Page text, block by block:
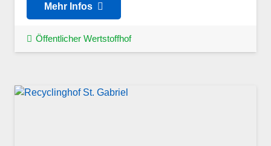
Mehr Infos
Öffentlicher Wertstoffhof